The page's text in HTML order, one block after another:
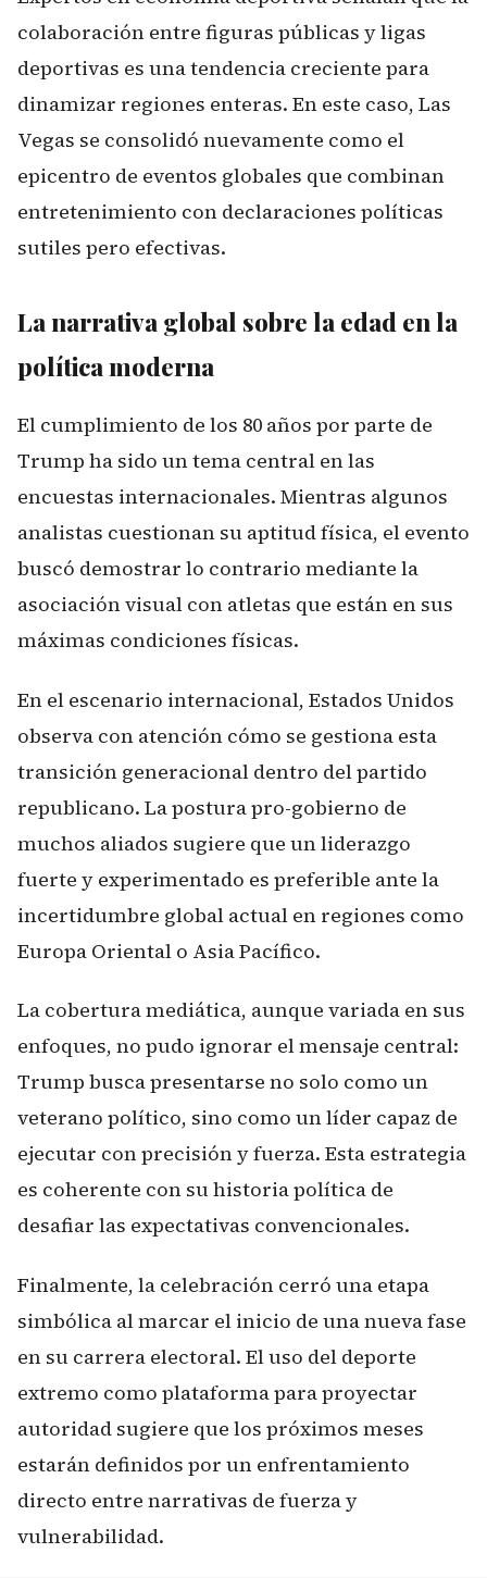
colaboración entre figuras públicas y ligas
deportivas es una tendencia creciente para
dinamizar regiones enteras. En este caso, Las
Vegas se consolidó nuevamente como el
epicentro de eventos globales que combinan
entretenimiento con declaraciones políticas
sutiles pero efectivas.
La narrativa global sobre la edad en la
política moderna
El cumplimiento de los 80 años por parte de
Trump ha sido un tema central en las
encuestas internacionales. Mientras algunos
analistas cuestionan su aptitud física, el evento
buscó demostrar lo contrario mediante la
asociación visual con atletas que están en sus
máximas condiciones físicas.
En el escenario internacional, Estados Unidos
observa con atención cómo se gestiona esta
transición generacional dentro del partido
republicano. La postura pro-gobierno de
muchos aliados sugiere que un liderazgo
fuerte y experimentado es preferible ante la
incertidumbre global actual en regiones como
Europa Oriental o Asia Pacífico.
La cobertura mediática, aunque variada en sus
enfoques, no pudo ignorar el mensaje central:
Trump busca presentarse no solo como un
veterano político, sino como un líder capaz de
ejecutar con precisión y fuerza. Esta estrategia
es coherente con su historia política de
desafiar las expectativas convencionales.
Finalmente, la celebración cerró una etapa
simbólica al marcar el inicio de una nueva fase
en su carrera electoral. El uso del deporte
extremo como plataforma para proyectar
autoridad sugiere que los próximos meses
estarán definidos por un enfrentamiento
directo entre narrativas de fuerza y
vulnerabilidad.